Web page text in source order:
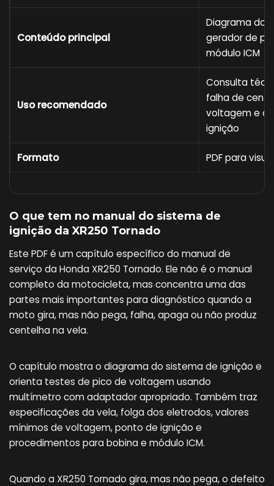
Conteúdo principal
Diagrama do
gerador de
módulo ICM
Uso recomendado
Consulta
falha de
voltagem e
ignição
Formato PDF para
O que tem no manual do sistema de
ignição da XR250 Tornado
Este PDF é um capítulo específico do manual de
serviço da Honda XR250 Tornado. Ele não é o manual
completo da motocicleta, mas concentra uma das
partes mais importantes para diagnóstico quando a
moto gira, mas não pega, falha, apaga ou não produz
centelha na vela.
O capítulo mostra o diagrama do sistema de ignição e
orienta testes de pico de voltagem usando
multímetro com adaptador apropriado. Também traz
especificações da vela, folga dos eletrodos, valores
mínimos de voltagem, ponto de ignição e
procedimentos para bobina e módulo ICM.
Quando a XR250 Tornado gira, mas não pega, o defeito